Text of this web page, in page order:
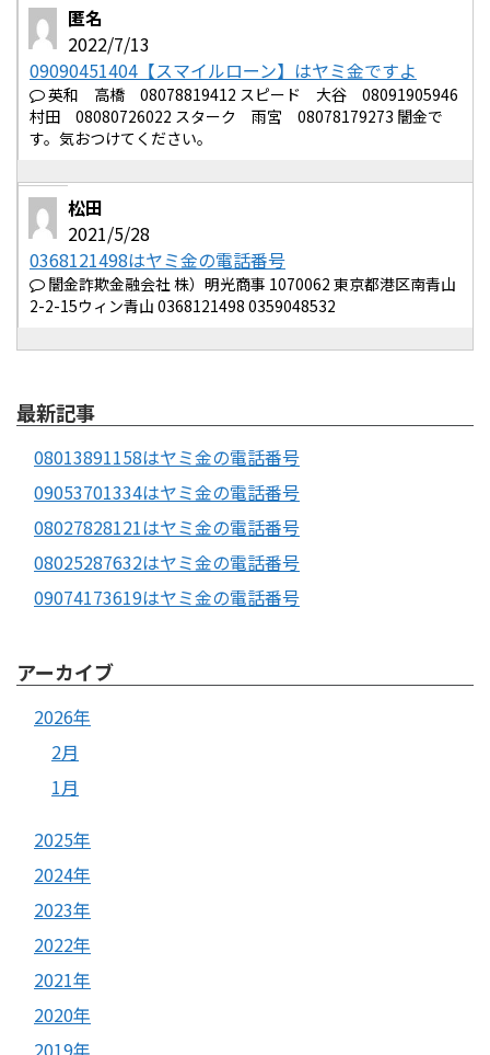
匿名
2022/7/13
09090451404【スマイルローン】はヤミ金ですよ
英和 高橋 08078819412 スピード 大谷 08091905946
村田 08080726022 スターク 雨宮 08078179273 闇金で
す。気おつけてください。
松田
2021/5/28
0368121498はヤミ金の電話番号
闇金詐欺金融会社 株）明光商事 1070062 東京都港区南青山
2-2-15ウィン青山 0368121498 0359048532
最新記事
08013891158はヤミ金の電話番号
09053701334はヤミ金の電話番号
08027828121はヤミ金の電話番号
08025287632はヤミ金の電話番号
09074173619はヤミ金の電話番号
アーカイブ
2026年
2月
1月
2025年
2024年
2023年
2022年
2021年
2020年